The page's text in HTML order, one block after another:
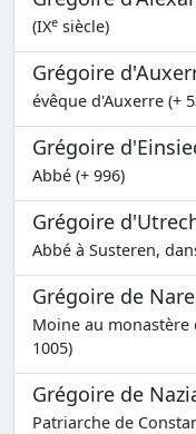
(IXe siècle)
Grégoire
évêque d'Auxerre (+
Grégoire
Abbé (+ 996)
Grégoire
Abbé à Susteren,
Grégoire de
Moine au monastère
1005)
Grégoire de
Patriarche de